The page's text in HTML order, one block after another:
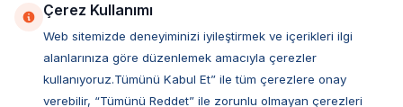
Elektronik İleti Aydınlatma Metni
Üye Giriş
Yeni Üyelik
Çerez Kullanımı
Web sitemizde deneyiminizi iyileştirmek ve içerikleri ilgi
alanlarınıza göre düzenlemek amacıyla çerezler
kullanıyoruz.Tümünü Kabul Et” ile tüm çerezlere onay
verebilir, “Tümünü Reddet” ile zorunlu olmayan çerezleri